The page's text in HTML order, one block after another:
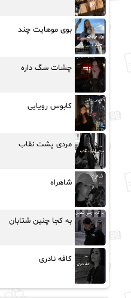
بوی موهایت چند
چشات سگ داره
کابوس رویایی
مردی پشت نقاب
شاهراه
به کجا چنین شتابان
کافه نادری